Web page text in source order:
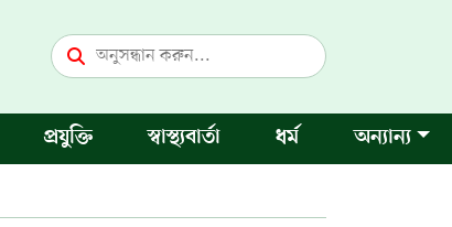
প্রযুক্তি স্বাস্থ্যবার্তা ধর্ম অন্যান্য